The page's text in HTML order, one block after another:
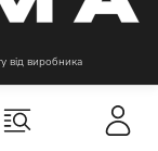
від виробника